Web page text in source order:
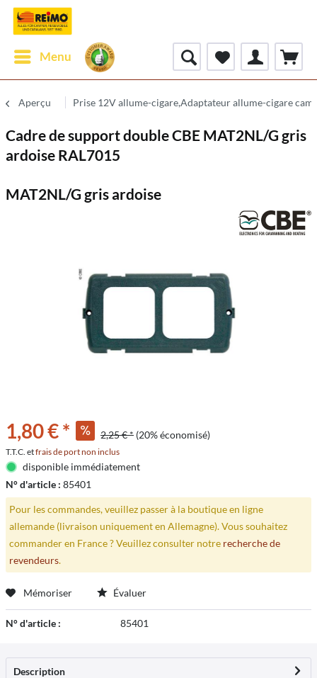
Menu
Aperçu Prise 12V allume-cigare,Adaptateur allume-cigare
Cadre de support double CBE MAT2NL/G gris
ardoise RAL7015
MAT2NL/G gris ardoise
1,80 € * 2,25 € * (20% économisé)
T.T.C. etfrais de port non inclus
disponible immédiatement
N° d'article : 85401
Pour les commandes, veuillez passer à la boutique en ligne
allemande (livraison uniquement en Allemagne). Vous souhaitez
commander en France ? Veuillez consulter notre recherche de
revendeurs.
Mémoriser Évaluer
N° d'article : 85401
Description